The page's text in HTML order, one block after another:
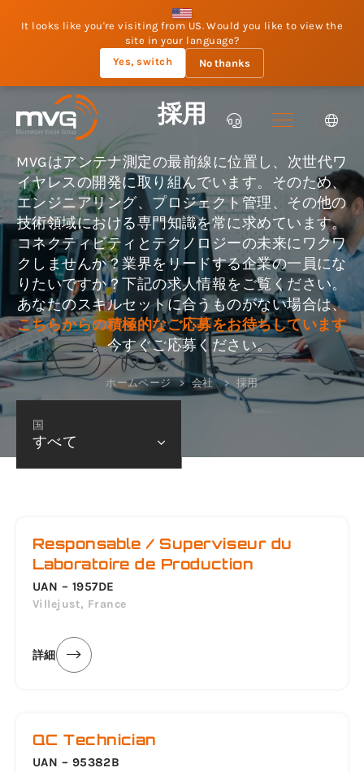
It looks like you're visiting from US. Would you like to view the
site in your language?
Yes, switch
No thanks
採用
MVGはアンテナ測定の最前線に位置し、次世代ワ
イヤレスの開発に取り組んでいます。そのため、
エンジニアリング、プロジェクト管理、その他の
技術領域における専門知識を常に求めています。
コネクティビティとテクノロジーの未来にワクワ
クしませんか？業界をリードする企業の一員にな
りたいですか？下記の求人情報をご覧ください。
あなたのスキルセットに合うものがない場合は、
こちらからの積極的なご応募をお待ちしています
。今すぐご応募ください。
ホームページ 会社 採用
国
すべて
Responsable / Superviseur du
Laboratoire de Production
UAN – 1957DE
Villejust, France
詳細
QC Technician
UAN – 95382B